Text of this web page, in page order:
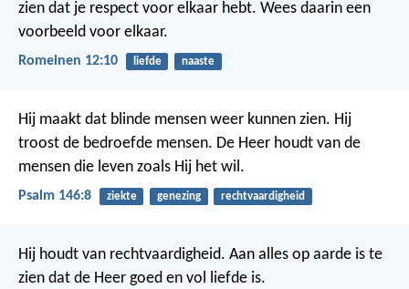
zien dat je respect voor elkaar hebt. Wees daarin een
voorbeeld voor elkaar.
Romeinen 12:10 liefde naaste
Hij maakt dat blinde mensen weer kunnen zien. Hij
troost de bedroefde mensen. De Heer houdt van de
mensen die leven zoals Hij het wil.
Psalm 146:8 ziekte genezing rechtvaardigheid
Hij houdt van rechtvaardigheid. Aan alles op aarde is te
zien dat de Heer goed en vol liefde is.